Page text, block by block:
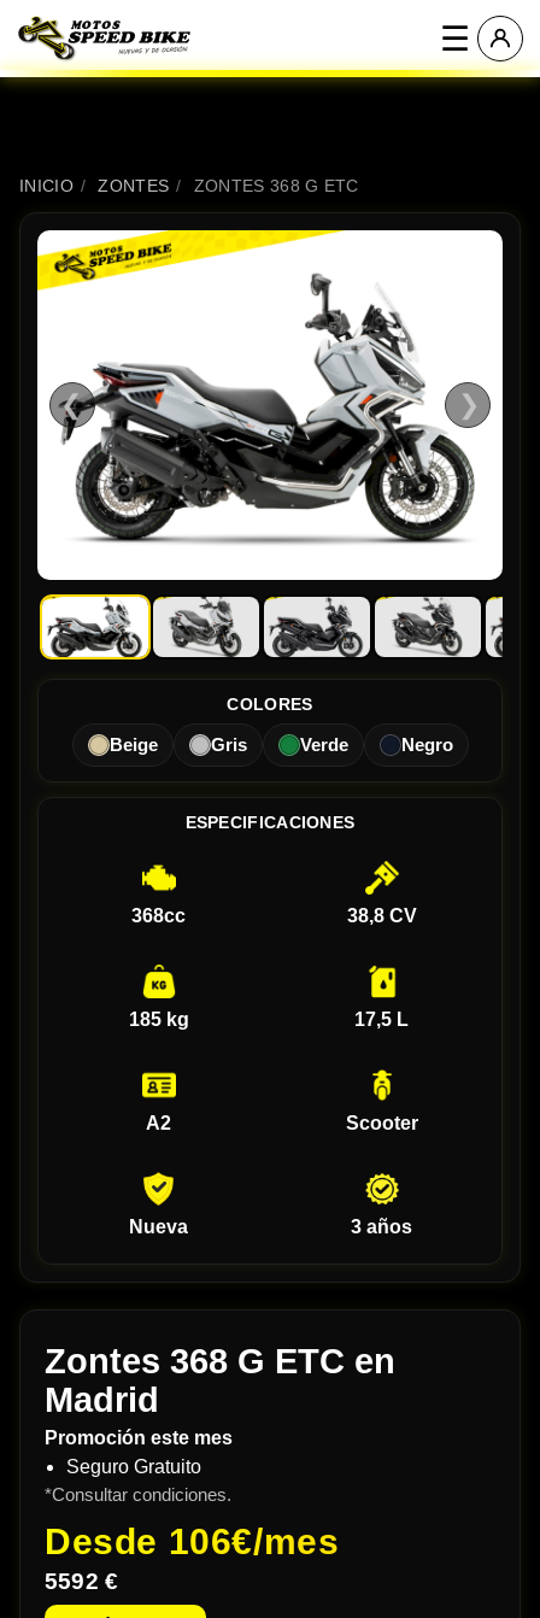
☰
INICIO / ZONTES / ZONTES 368 G ETC
❮ ❯
COLORES
Beige Gris Verde Negro
ESPECIFICACIONES
368cc 38,8 CV
185 kg 17,5 L
A2 Scooter
Nueva 3 años
Zontes 368 G ETC en
Madrid
Promoción este mes
Seguro Gratuito
*Consultar condiciones.
Desde 106€/mes
5592 €